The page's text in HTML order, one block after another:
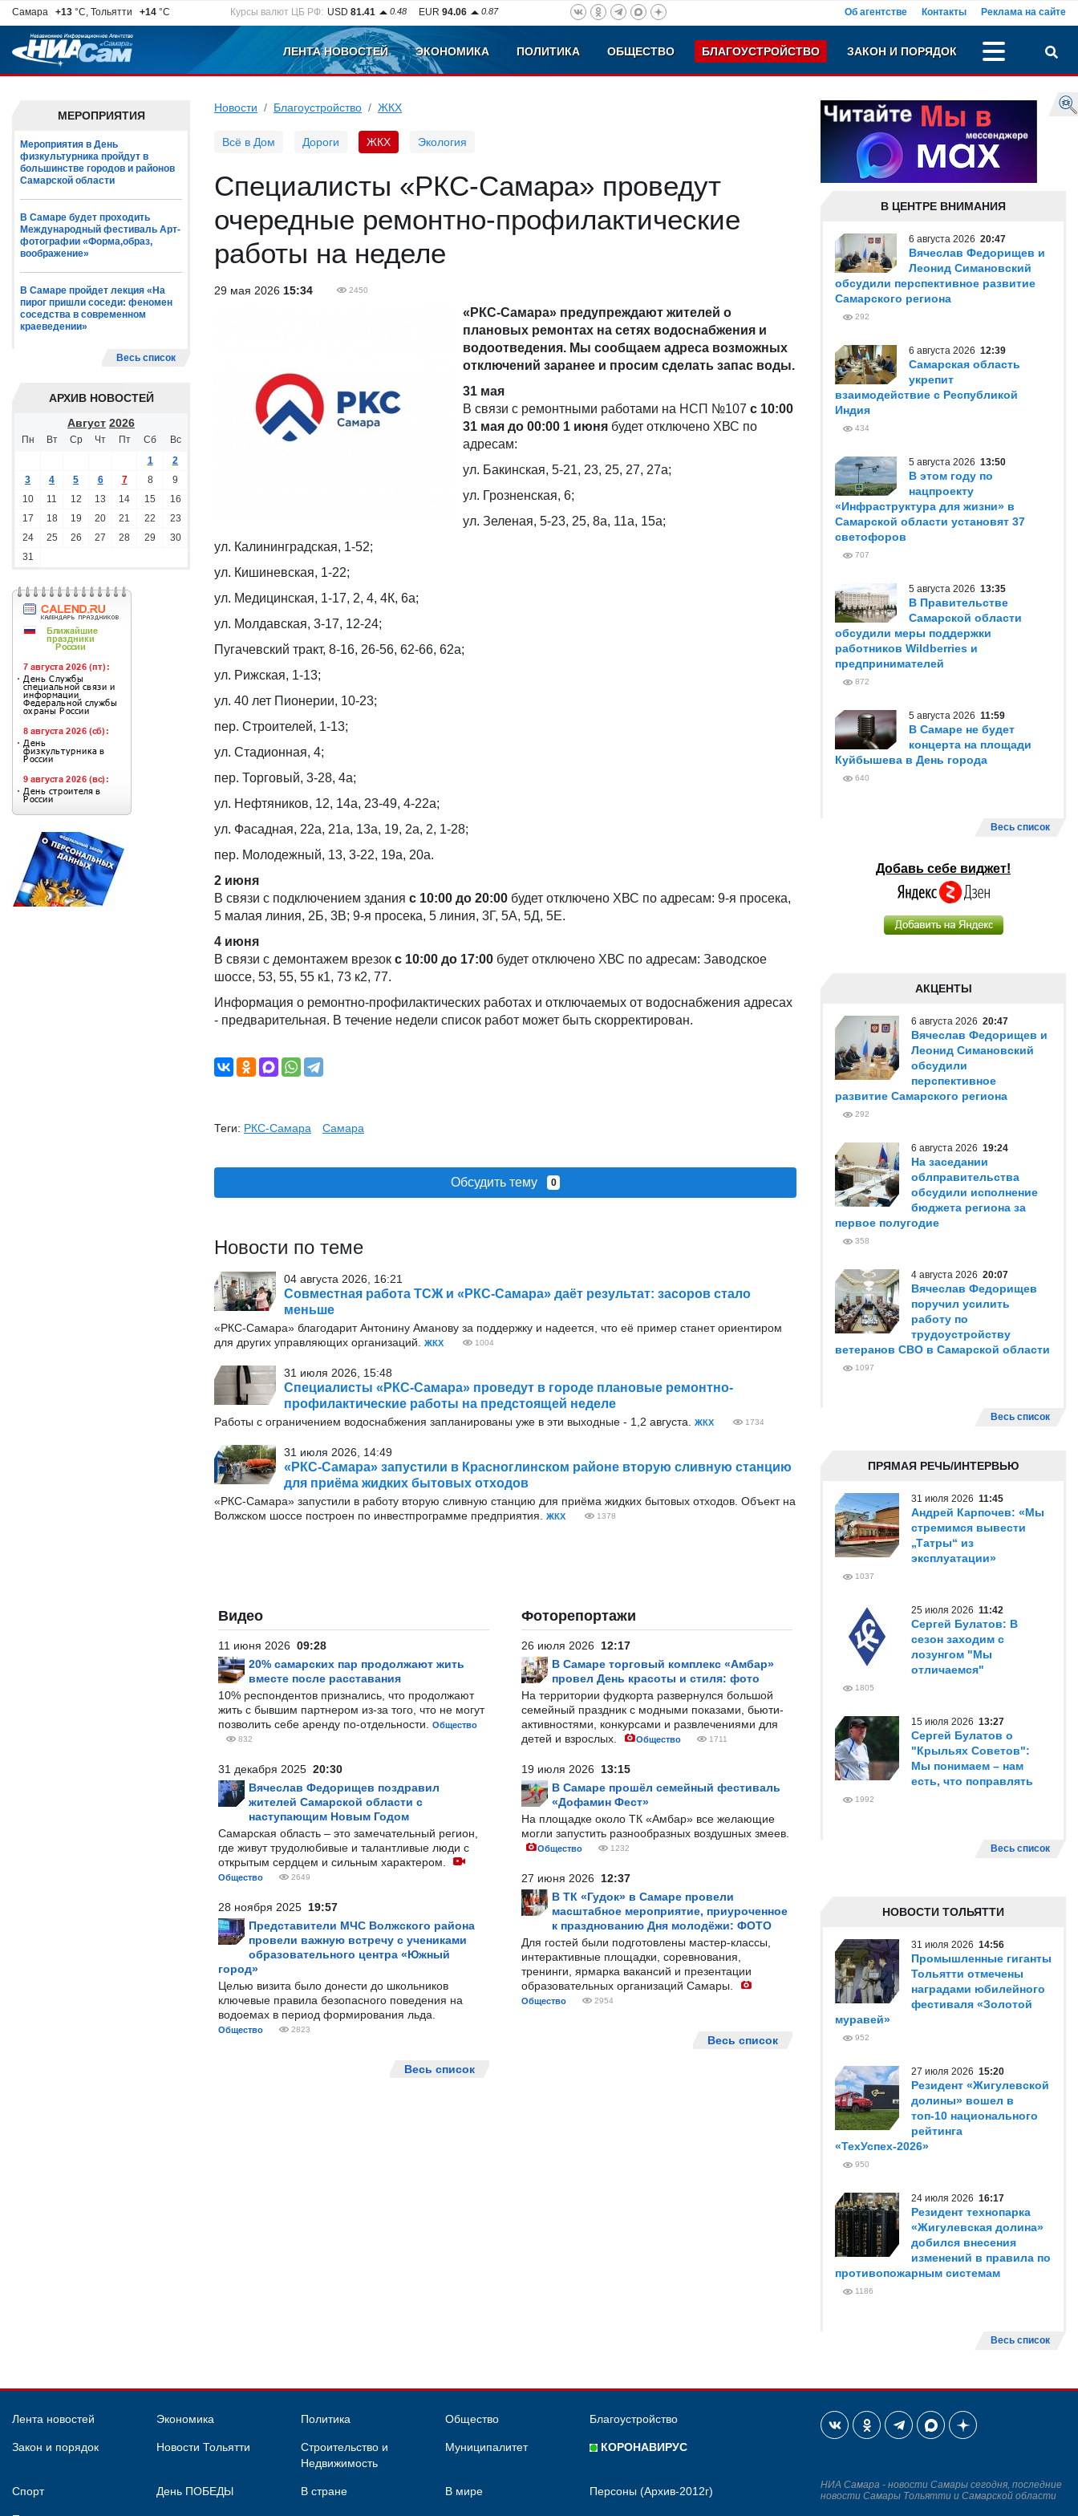
Самара +13 °C, Тольятти +14 °C Курсы валют ЦБ РФ: USD 81.41 0.48 EUR 94.06 0.87 Об агентстве Контакты Реклама на сайте
ЛЕНТА НОВОСТЕЙ ЭКОНОМИКА ПОЛИТИКА ОБЩЕСТВО БЛАГОУСТРОЙСТВО ЗАКОН И ПОРЯДОК
МЕРОПРИЯТИЯ
Мероприятия в День
физкультурника пройдут в
большинстве городов и районов
Самарской области
В Самаре будет проходить
Международный фестиваль Арт-
фотографии «Форма,образ,
воображение»
В Самаре пройдет лекция «На
пирог пришли соседи: феномен
соседства в современном
краеведении»
Весь список
АРХИВ НОВОСТЕЙ
Август 2026
Пн Вт Ср Чт Пт Сб
Вс
1
2
3
4 5 6 7 8
9
10
11 12 13 14 15
16
17
18 19 20 21 22
23
24
25 26 27 28 29
30
31
Новости Благоустройство ЖКХ
Всё в Дом Дороги ЖКХ Экология
Специалисты «РКС-Самара» проведут
очередные ремонтно-профилактические
работы на неделе
29 мая 2026 15:34 2450
«РКС-Самара» предупреждают жителей о
плановых ремонтах на сетях водоснабжения и
водоотведения. Мы сообщаем адреса возможных
отключений заранее и просим сделать запас воды.
31 мая
В связи с ремонтными работами на НСП №107 с 10:00
31 мая до 00:00 1 июня будет отключено ХВС по
адресам:
ул. Бакинская, 5-21, 23, 25, 27, 27а;
ул. Грозненская, 6;
ул. Зеленая, 5-23, 25, 8а, 11а, 15а;
ул. Калининградская, 1-52;
ул. Кишиневская, 1-22;
ул. Медицинская, 1-17, 2, 4, 4К, 6а;
ул. Молдавская, 3-17, 12-24;
Пугачевский тракт, 8-16, 26-56, 62-66, 62а;
ул. Рижская, 1-13;
ул. 40 лет Пионерии, 10-23;
пер. Строителей, 1-13;
ул. Стадионная, 4;
пер. Торговый, 3-28, 4а;
ул. Нефтяников, 12, 14а, 23-49, 4-22а;
ул. Фасадная, 22а, 21а, 13а, 19, 2а, 2, 1-28;
пер. Молодежный, 13, 3-22, 19а, 20а.
2 июня
В связи с подключением здания с 10:00 до 20:00 будет отключено ХВС по адресам: 9-я просека,
5 малая линия, 2Б, 3В; 9-я просека, 5 линия, 3Г, 5А, 5Д, 5Е.
4 июня
В связи с демонтажем врезок с 10:00 до 17:00 будет отключено ХВС по адресам: Заводское
шоссе, 53, 55, 55 к1, 73 к2, 77.
Информация о ремонтно-профилактических работах и отключаемых от водоснабжения адресах
- предварительная. В течение недели список работ может быть скорректирован.
Теги: РКС-Самара Самара
Обсудить тему 0
Новости по теме
04 августа 2026, 16:21
Совместная работа ТСЖ и «РКС-Самара» даёт результат: засоров стало
меньше
«РКС-Самара» благодарит Антонину Аманову за поддержку и надеется, что её пример станет ориентиром
для других управляющих организаций.
ЖКХ 1004
31 июля 2026, 15:48
Специалисты «РКС-Самара» проведут в городе плановые ремонтно-
профилактические работы на предстоящей неделе
Работы с ограничением водоснабжения запланированы уже в эти выходные - 1,2 августа. ЖКХ 1734
31 июля 2026, 14:49
«РКС-Самара» запустили в Красноглинском районе вторую сливную станцию
для приёма жидких бытовых отходов
«РКС-Самара» запустили в работу вторую сливную станцию для приёма жидких бытовых отходов. Объект на
Волжском шоссе построен по инвестпрограмме предприятия.
ЖКХ 1378
Видео
11 июня 2026 09:28
20% самарских пар продолжают жить
вместе после расставания
10% респондентов признались, что продолжают
жить с бывшим партнером из-за того, что не могут
позволить себе аренду по-отдельности.
Общество
832
31 декабря 2025 20:30
Вячеслав Федорищев поздравил
жителей Самарской области с
наступающим Новым Годом
Самарская область – это замечательный регион,
где живут трудолюбивые и талантливые люди с
открытым сердцем и сильным характером.
Общество 2649
28 ноября 2025 19:57
Представители МЧС Волжского района
провели важную встречу с учениками
образовательного центра «Южный
город»
Целью визита было донести до школьников
ключевые правила безопасного поведения на
водоемах в период формирования льда.
Общество 2823
Весь список
Фоторепортажи
26 июля 2026 12:17
В Самаре торговый комплекс «Амбар»
провел День красоты и стиля: фото
На территории фудкорта развернулся большой
семейный праздник с модными показами, бьюти-
активностями, конкурсами и развлечениями для
детей и взрослых.
Общество 1711
19 июля 2026 13:15
В Самаре прошёл семейный фестиваль
«Дофамин Фест»
На площадке около ТК «Амбар» все желающие
могли запустить разнообразных воздушных змеев.
Общество 1232
27 июня 2026 12:37
В ТК «Гудок» в Самаре провели
масштабное мероприятие, приуроченное
к празднованию Дня молодёжи: ФОТО
Для гостей были подготовлены мастер-классы,
интерактивные площадки, соревнования,
тренинги, ярмарка вакансий и презентации
образовательных организаций Самары.
Общество 2954
Весь список
В ЦЕНТРЕ ВНИМАНИЯ
6 августа 2026 20:47
Вячеслав Федорищев и
Леонид Симановский
обсудили перспективное развитие
Самарского региона
292
6 августа 2026 12:39
Самарская область
укрепит
взаимодействие с Республикой
Индия
434
5 августа 2026 13:50
В этом году по
нацпроекту
«Инфраструктура для жизни» в
Самарской области установят 37
светофоров
707
5 августа 2026 13:35
В Правительстве
Самарской области
обсудили меры поддержки
работников Wildberries и
предпринимателей
872
5 августа 2026 11:59
В Самаре не будет
концерта на площади
Куйбышева в День города
640
Весь список
Добавь себе виджет!
АКЦЕНТЫ
6 августа 2026 20:47
Вячеслав Федорищев и
Леонид Симановский
обсудили
перспективное
развитие Самарского региона
292
6 августа 2026 19:24
На заседании
облправительства
обсудили исполнение
бюджета региона за
первое полугодие
358
4 августа 2026 20:07
Вячеслав Федорищев
поручил усилить
работу по
трудоустройству
ветеранов СВО в Самарской области
1097
Весь список
ПРЯМАЯ РЕЧЬ/ИНТЕРВЬЮ
31 июля 2026 11:45
Андрей Карпочев: «Мы
стремимся вывести
„Татры“ из
эксплуатации»
1037
25 июля 2026 11:42
Сергей Булатов: В
сезон заходим с
лозунгом "Мы
отличаемся"
1805
15 июля 2026 13:27
Сергей Булатов о
"Крыльях Советов":
Мы понимаем – нам
есть, что поправлять
1992
Весь список
НОВОСТИ ТОЛЬЯТТИ
31 июля 2026 14:56
Промышленные гиганты
Тольятти отмечены
наградами юбилейного
фестиваля «Золотой
муравей»
952
27 июля 2026 15:20
Резидент «Жигулевской
долины» вошел в
топ-10 национального
рейтинга
«ТехУспех-2026»
950
24 июля 2026 16:17
Резидент технопарка
«Жигулевская долина»
добился внесения
изменений в правила по
противопожарным системам
1186
Весь список
Лента новостей Экономика Политика Общество Благоустройство
Закон и порядок Новости Тольятти
Строительство и
Недвижимость
Муниципалитет КОРОНАВИРУС
Спорт День ПОБЕДЫ В стране В мире Персоны (Архив-2012г)
НИА Самара - новости Самары сегодня, последние
новости Самары Тольятти и Самарской области